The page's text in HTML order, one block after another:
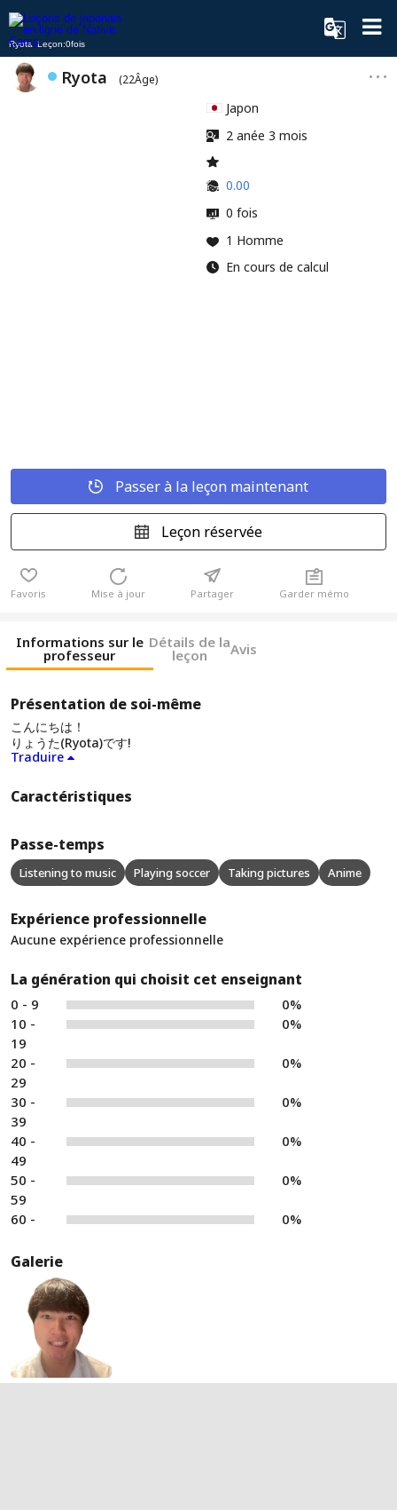
Ryota Leçon:0fois
Ryota (22Âge)
Japon
2 anée 3 mois
0.00
0 fois
1 Homme
En cours de calcul
Passer à la leçon maintenant
Leçon réservée
Favoris Mise à jour Partager Garder mémo
Informations sur le
professeur
Détails de la
leçon Avis
Présentation de soi-même
こんにちは！
りょうた(Ryota)です!
Traduire
Caractéristiques
Passe-temps
Listening to music Playing soccer Taking pictures Anime
Expérience professionnelle
Aucune expérience professionnelle
La génération qui choisit cet enseignant
0 - 9
0%
10 -
19
0%
20 -
29
0%
30 -
39
0%
40 -
49
0%
50 -
59
0%
60 - 0%
Galerie